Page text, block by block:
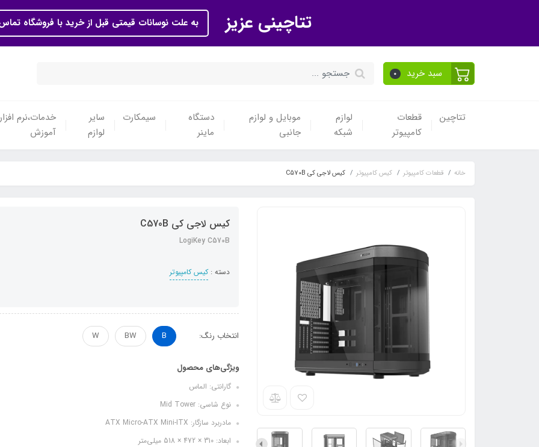
تتاچینی عزیز به علت نوسانات قیمتی قبل از خرید با فروشگاه
سبد خرید 0
تتاچین
قطعات
کامپیوتر
لوازم
شبکه
موبایل و لوازم
جانبی
دستگاه
ماینر
سیمکارت
سایر
لوازم
خدمات،نرم
آموزش
خانه قطعات کامپیوتر کیس کامپیوتر کیس لاجی کی C570B
کیس لاجی کی C570B
LogiKey C570B
دسته :کیس کامپیوتر
انتخاب رنگ: B
BW
W
ویژگی‌های محصول
گارانتی: الماس
نوع شاسی: Mid Tower
مادربرد سازگار: ATX Micro-ATX Mini-ITX
ابعاد: 310 × 472 × 518 میلی‌متر